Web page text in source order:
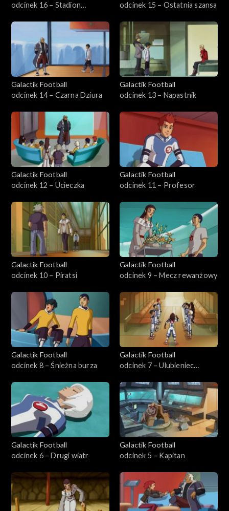
odcinek 16 – Stadion
odcinek 15 – Ostatnia szansa
Galactik Football
odcinek 14 – Czarna Dziura
Galactik Football
odcinek 13 – Napastnik
Galactik Football
odcinek 12 – Ucieczka
Galactik Football
odcinek 11 – Profesor
Galactik Football
odcinek 10 – Piratsi
Galactik Football
odcinek 9 – Mecz rewanżowy
Galactik Football
odcinek 8 – Śnieżna burza
Galactik Football
odcinek 7 – Ulubieniec
Galactik Football
odcinek 6 – Drugi wiatr
Galactik Football
odcinek 5 – Kapitan